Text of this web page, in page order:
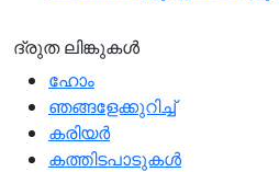
ദ്രുത ലിങ്കുകൾ
ഹോം
ഞങ്ങളേക്കുറിച്ച്
കരിയർ
കത്തിടപാടുകൾ